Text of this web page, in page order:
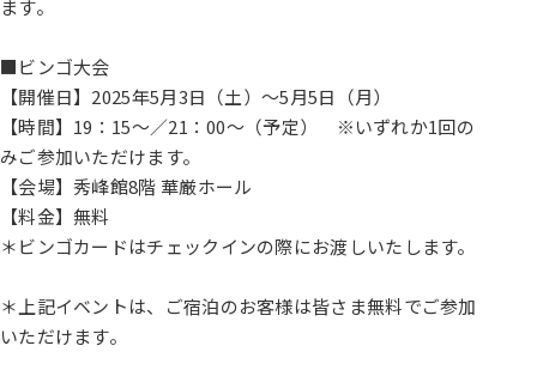
ます。
■ビンゴ大会
【開催日】2025年5月3日（土）～5月5日（月）
【時間】19：15～／21：00～（予定） ※いずれか1回の
みご参加いただけます。
【会場】秀峰館8階 華厳ホール
【料金】無料
＊ビンゴカードはチェックインの際にお渡しいたします。
＊上記イベントは、ご宿泊のお客様は皆さま無料でご参加
いただけます。